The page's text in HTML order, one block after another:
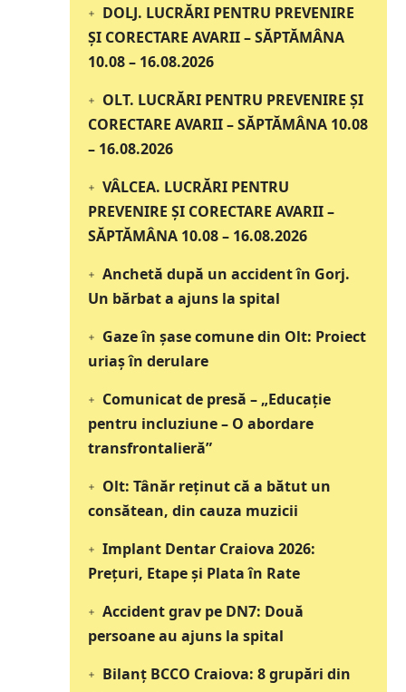
DOLJ. LUCRĂRI PENTRU PREVENIRE
ȘI CORECTARE AVARII – SĂPTĂMÂNA
10.08 – 16.08.2026
OLT. LUCRĂRI PENTRU PREVENIRE ȘI
CORECTARE AVARII – SĂPTĂMÂNA 10.08
– 16.08.2026
VÂLCEA. LUCRĂRI PENTRU
PREVENIRE ȘI CORECTARE AVARII –
SĂPTĂMÂNA 10.08 – 16.08.2026
Anchetă după un accident în Gorj.
Un bărbat a ajuns la spital
Gaze în șase comune din Olt: Proiect
uriaș în derulare
Comunicat de presă – „Educație
pentru incluziune – O abordare
transfrontalieră”
Olt: Tânăr reţinut că a bătut un
consătean, din cauza muzicii
Implant Dentar Craiova 2026:
Preţuri, Etape şi Plata în Rate
Accident grav pe DN7: Două
persoane au ajuns la spital
Bilanț BCCO Craiova: 8 grupări din